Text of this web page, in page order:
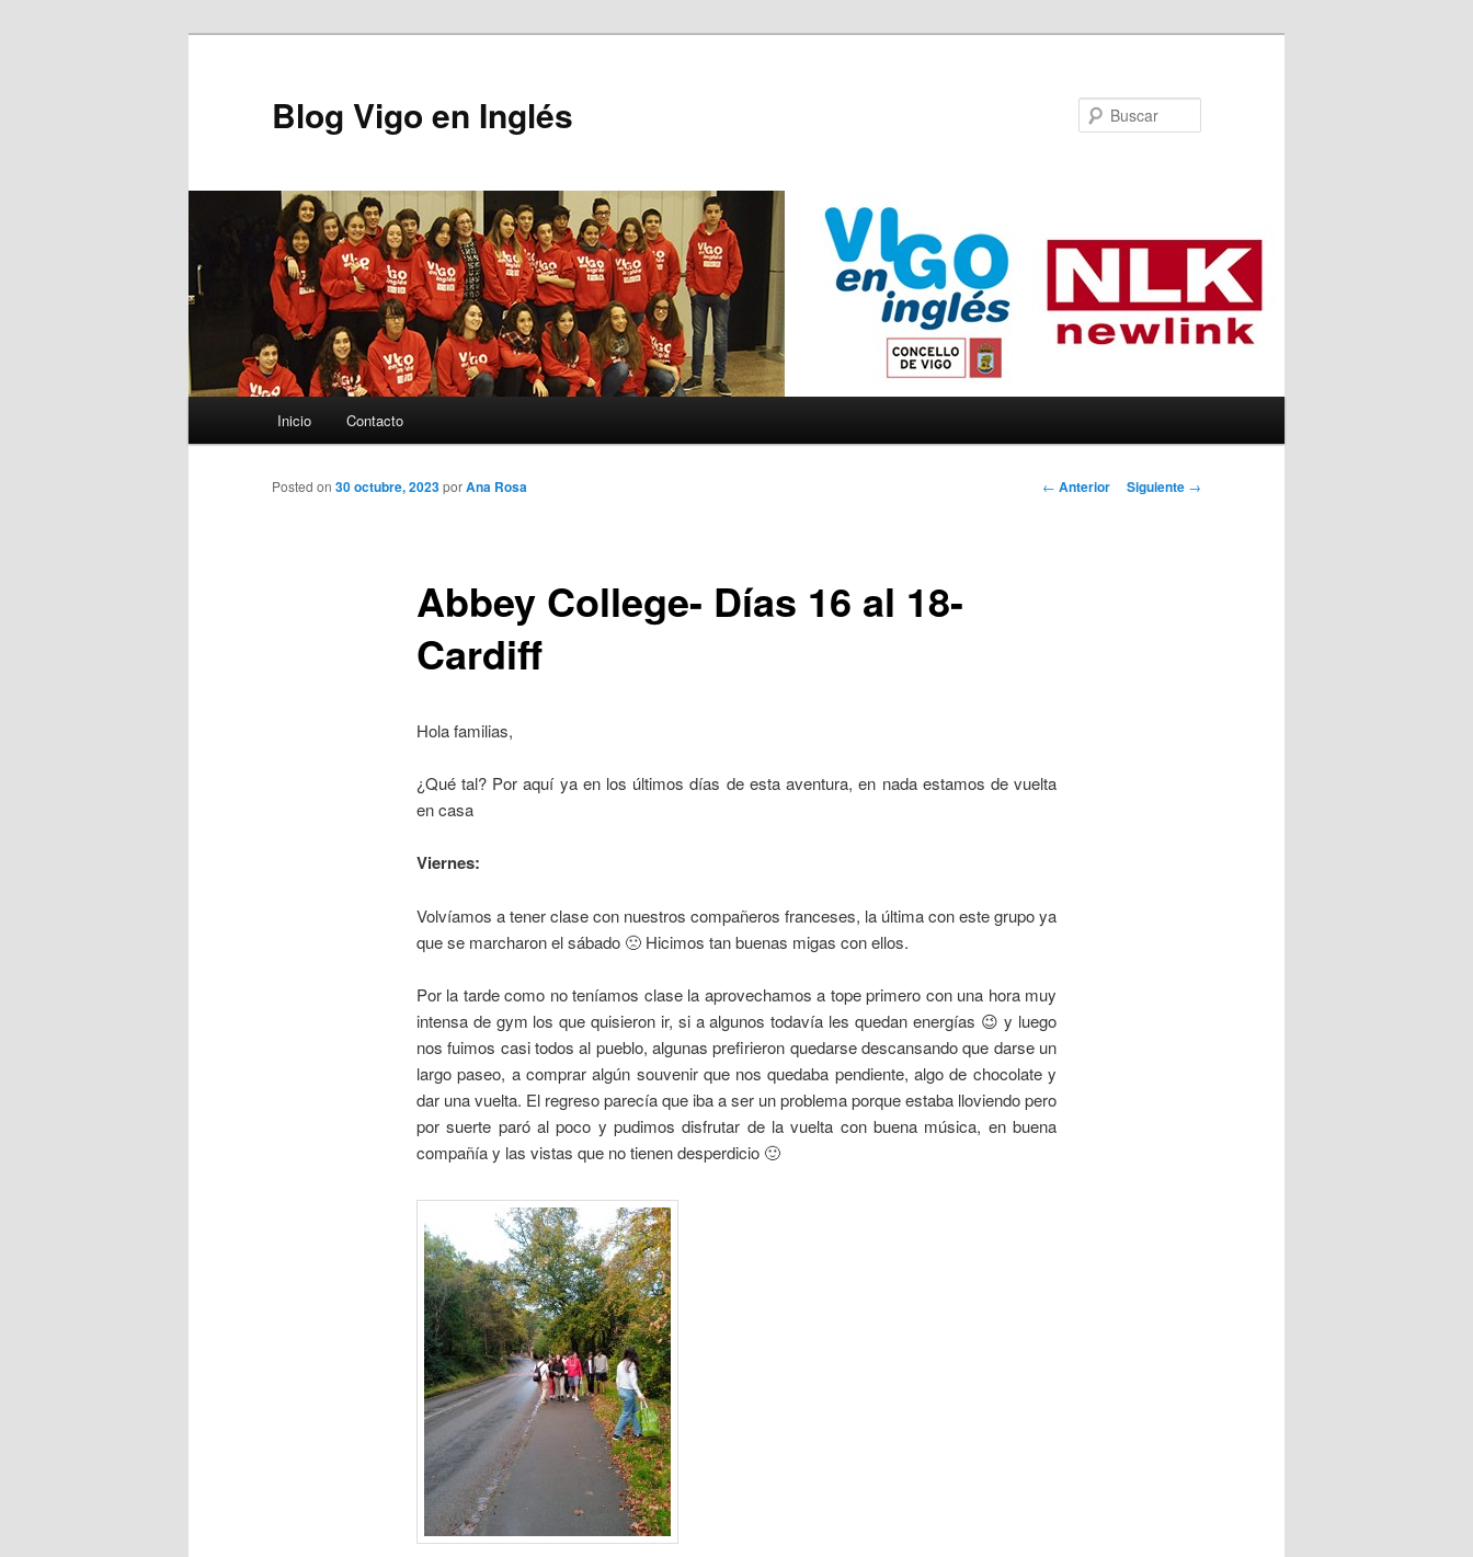
Blog Vigo en Inglés
Ir al contenido principal
Inicio Contacto
Navegador de
← Anterior Siguiente →
Abbey College- Días 16 al 18-
Cardiff
Posted on 30 octubre, 2023porAna Rosa
Hola familias,
¿Qué tal? Por aquí ya en los últimos días de esta aventura, en nada estamos de vuelta
en casa
Viernes:
Volvíamos a tener clase con nuestros compañeros franceses, la última con este grupo ya
que se marcharon el sábado 🙁 Hicimos tan buenas migas con ellos.
Por la tarde como no teníamos clase la aprovechamos a tope primero con una hora muy
intensa de gym los que quisieron ir, si a algunos todavía les quedan energías 😉 y luego
nos fuimos casi todos al pueblo, algunas prefirieron quedarse descansando que darse un
largo paseo, a comprar algún souvenir que nos quedaba pendiente, algo de chocolate y
dar una vuelta. El regreso parecía que iba a ser un problema porque estaba lloviendo pero
por suerte paró al poco y pudimos disfrutar de la vuelta con buena música, en buena
compañía y las vistas que no tienen desperdicio 🙂